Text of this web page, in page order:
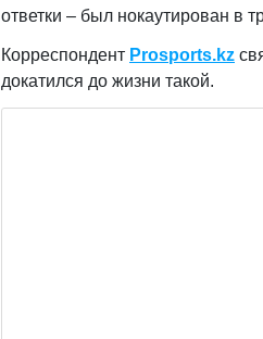
ответки – был нокаутирован в
Корреспондент Prosports.kz
докатился до жизни такой.